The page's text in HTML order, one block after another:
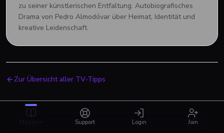
zu seiner künstlerischen Entfaltung. Autobiografisches
Drama von Pedro Almodóvar über Heimat, Identität und
kreative Leidenschaft.
Zur Übersicht aller TV-Tipps
Support Login Join